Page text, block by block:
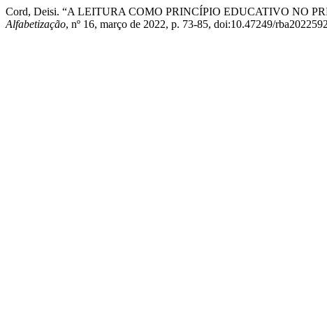
Cord, Deisi. “A LEITURA COMO PRINCÍPIO EDUCATIVO NO
Alfabetização, nº 16, março de 2022, p. 73-85, doi:10.47249/